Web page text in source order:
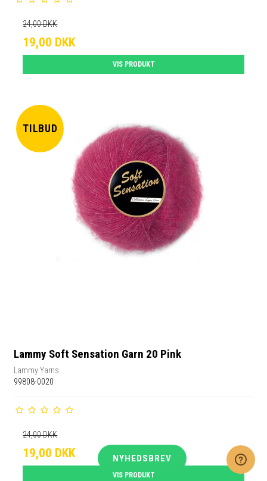
24,00 DKK
19,00 DKK
VIS PRODUKT
TILBUD
Lammy Soft Sensation Garn 20 Pink
Lammy Yarns
99808-0020
24,00 DKK
19,00 DKK
VIS PRODUKT
NYHEDSBREV